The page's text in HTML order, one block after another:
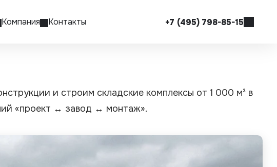
Компания Контакты
+7 (495) 798-85-15
Адресс
г. Москва, Чермянский проезд, д.7
и строим складские комплексы от 1 000 м² в
«проект ↔ завод ↔ монтаж».